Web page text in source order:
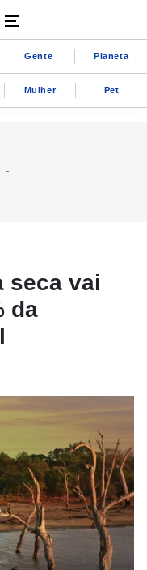
Gente Planeta
Mulher Pet
seca vai
da